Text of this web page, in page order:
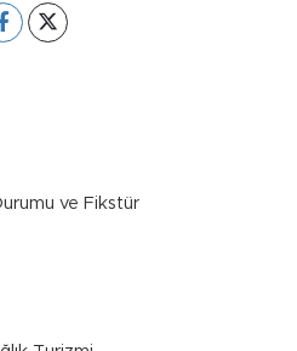
ve Fikstür